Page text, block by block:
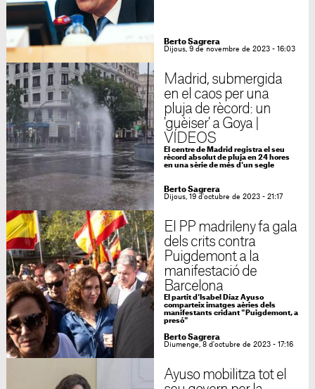
Berto Sagrera
Dijous, 9 de novembre de 2023 - 16:03
Madrid, submergida
en el caos per una
pluja de rècord: un
'guèiser' a Goya |
VÍDEOS
El centre de Madrid registra el seu
rècord absolut de pluja en 24 hores
en una sèrie de més d'un segle
Berto Sagrera
Dijous, 19 d'octubre de 2023 - 21:17
El PP madrileny fa gala
dels crits contra
Puigdemont a la
manifestació de
Barcelona
El partit d'Isabel Díaz Ayuso
comparteix imatges aèries dels
manifestants cridant "Puigdemont, a
presó"
Berto Sagrera
Diumenge, 8 d'octubre de 2023 - 17:16
Ayuso mobilitza tot el